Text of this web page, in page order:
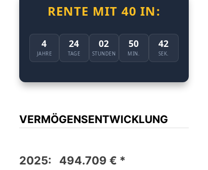
RENTE MIT 40 IN:
4
JAHRE
24
TAGE
02
STUNDEN
50
MIN.
41
SEK.
VERMÖGENSENTWICKLUNG
2025: 494.709 € *